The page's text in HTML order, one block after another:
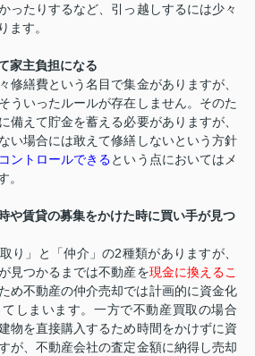
ったりするなど、引っ越しするには少々
ます。
家主負担になる
修繕費という名目で集金がありますが、
ういったルールが存在しません。そのた
備えて貯金を蓄える必要がありますが、
い場合には敢えて修繕しないという方針
ントロールできるという点においてはメ
。
や賃貸の募集をかけた時に買い手が見つ
り」と「仲介」の2種類がありますが、
見つかるまでは不動産を現金に換えるこ
め不動産の仲介売却では計画的に資金化
しまいます。一方で不動産買取の場合
物を直接購入するため時間をかけずに資
が、不動産会社の査定金額に納得し売却